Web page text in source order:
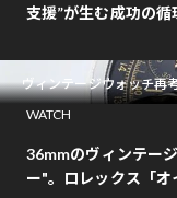
支援”が生む成功の循
ヴィンテージウォッチ再
WATCH
36mmのヴィンテー
ー"。ロレックス「オ